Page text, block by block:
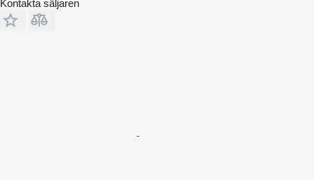
Kontakta säljaren